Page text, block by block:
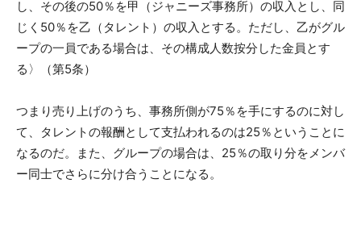
し、その後の50％を甲（ジャニーズ事務所）の収入とし、同
じく50％を乙（タレント）の収入とする。ただし、乙がグル
ープの一員である場合は、その構成人数按分した金員とす
る〉（第5条）
つまり売り上げのうち、事務所側が75％を手にするのに対し
て、タレントの報酬として支払われるのは25％ということに
なるのだ。また、グループの場合は、25％の取り分をメンバ
ー同士でさらに分け合うことになる。